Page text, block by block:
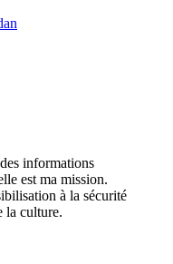
informations
est ma mission.
à la sécurité
la culture.